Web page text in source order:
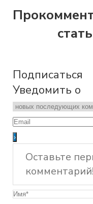
Подписаться
Уведомить о